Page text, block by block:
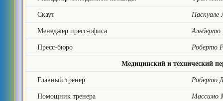
Скаут
Паскуале
Менеджер пресс-офиса
Альберто
Пресс-бюро
Роберто
Медицинский и технический
Главный тренер
Роберто
Помощник тренера
Массимо